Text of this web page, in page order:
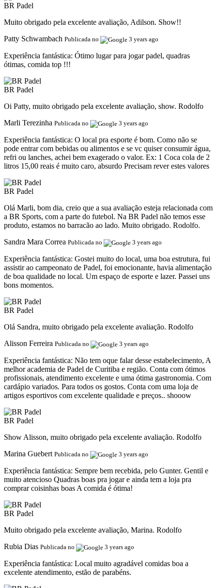
BR Padel
Muito obrigado pela excelente avaliação, Adilson. Show!!
Patty Schwambach Publicada no 3 years ago
Experiência fantástica: Ótimo lugar para jogar padel, quadras
ótimas, comida top !!!
BR Padel
Oi Patty, muito obrigado pela excelente avaliação, show. Rodolfo
Marli Terezinha Publicada no 3 years ago
Experiência fantástica: O local pra esporte é bom. Como não se
pode entrar com bebidas ou alimentos e se vc quiser consumir água,
refri ou lanches, achei bem exagerado o valor. Ex: 1 Coca cola de 2
litros 15,00 reais é muito caro, absurdo Precisam rever estes valores
BR Padel
Olá Marli, bom dia, creio que a sua avaliação esteja relacionada com
a BR Sports, com a parte do futebol. Na BR Padel não temos esse
produto, estamos no barracão ao lado. Muito obrigado. Rodolfo.
Sandra Mara Correa Publicada no 3 years ago
Experiência fantástica: Gostei muito do local, uma boa estrutura, fui
assistir ao campeonato de Padel, foi emocionante, havia alimentação
de boa qualidade no local. Um espaço de esporte e lazer. Passei uns
bons momentos.
BR Padel
Olá Sandra, muito obrigado pela excelente avaliação. Rodolfo
Alisson Ferreira Publicada no 3 years ago
Experiência fantástica: Não tem oque falar desse estabelecimento, A
melhor academia de Padel de Curitiba e região. Conta com ótimos
profissionais, atendimento excelente e uma ótima gastronomia. Com
cardápio variados. Para todos os gostos. Conta com uma loja de
artigos esportivos com excelente qualidade e preços.. shooow
BR Padel
Show Alisson, muito obrigado pela excelente avaliação. Rodolfo
Marina Guebert Publicada no 3 years ago
Experiência fantástica: Sempre bem recebida, pelo Gunter. Gentil e
muito atencioso Quadras boas pra jogar e ainda tem a loja pra
comprar coisinhas boas A comida é ótima!
BR Padel
Muito obrigado pela excelente avaliação, Marina. Rodolfo
Rubia Dias Publicada no 3 years ago
Experiência fantástica: Local muito agradável comidas boa a
excelente atendimento, estão de parabéns.